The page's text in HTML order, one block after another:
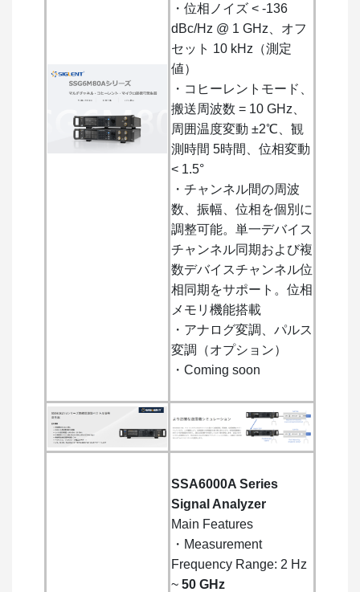
・位相ノイズ < -136
dBc/Hz @ 1 GHz、オフ
セット 10 kHz（測定
値）
・コヒーレントモード、
搬送周波数 = 10 GHz、
周囲温度変動 ±2℃、観
測時間 5時間、位相変動
< 1.5°
・チャンネル間の周波
数、振幅、位相を個別に
調整可能。単一デバイス
チャンネル同期および複
数デバイスチャンネル位
相同期をサポート。位相
メモリ機能搭載
・アナログ変調、パルス
変調（オプション）
・Coming soon
SSA6000A Series
Signal Analyzer
Main Features
・Measurement
Frequency Range: 2 Hz
~ 50 GHz